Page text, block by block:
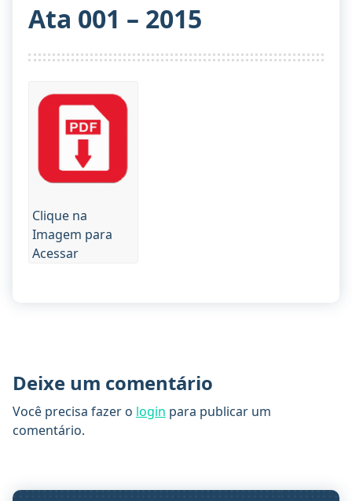
Ata 001 – 2015
Clique na
Imagem para
Acessar
Deixe um comentário
Você precisa fazer o login para publicar um
comentário.